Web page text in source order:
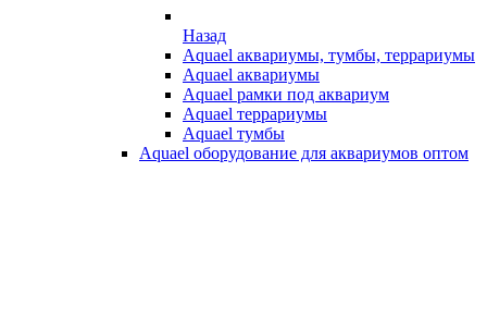
Назад
Aquael аквариумы, тумбы, террариумы
Aquael аквариумы
Aquael рамки под аквариум
Aquael террариумы
Aquael тумбы
Aquael оборудование для аквариумов оптом